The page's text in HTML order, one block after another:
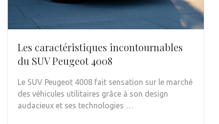
Les caractéristiques incontournables
du SUV Peugeot 4008
Le SUV Peugeot 4008 fait sensation sur le marché
des véhicules utilitaires grâce à son design
audacieux et ses technologies …